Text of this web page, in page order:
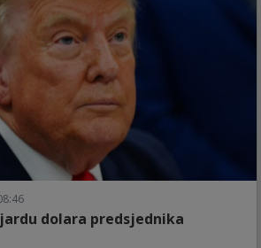
dolara predsjednika